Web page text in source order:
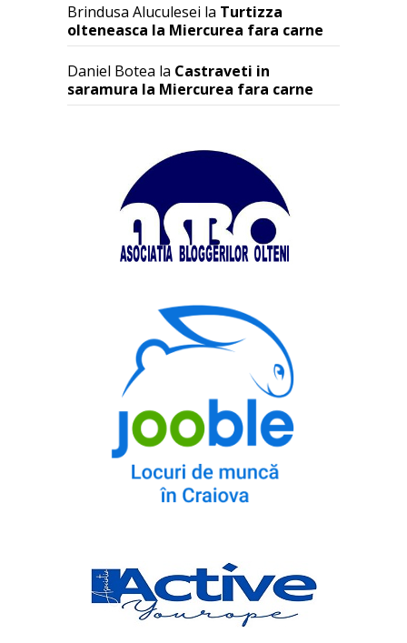
Brindusa Aluculesei la Turtizza
olteneasca la Miercurea fara carne
Daniel Botea la Castraveti in
saramura la Miercurea fara carne